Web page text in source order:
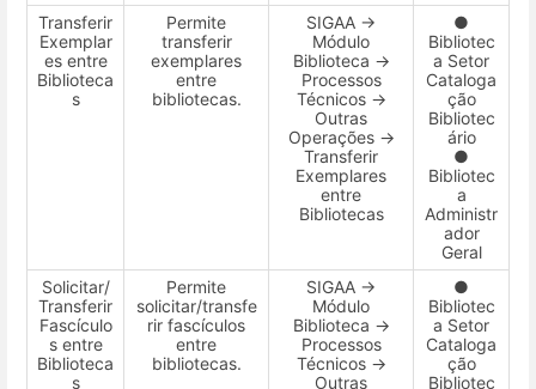
Transferir
Exemplar
es entre
Biblioteca
s
Permite
transferir
exemplares
entre
bibliotecas.
SIGAA →
Módulo
Biblioteca →
Processos
Técnicos →
Outras
Operações →
Transferir
Exemplares
entre
Bibliotecas
●
Bibliotec
a Setor
Cataloga
ção
Bibliotec
ário
●
Bibliotec
a
Administr
ador
Geral
Solicitar/
Transferir
Fascículo
s entre
Biblioteca
s
Permite
solicitar/transfe
rir fascículos
entre
bibliotecas.
SIGAA →
Módulo
Biblioteca →
Processos
Técnicos →
Outras
●
Bibliotec
a Setor
Cataloga
ção
Bibliotec